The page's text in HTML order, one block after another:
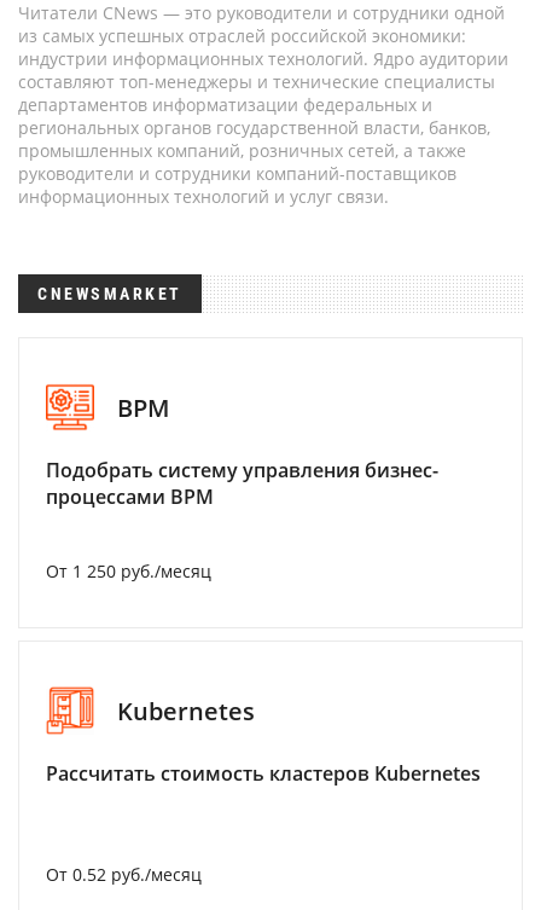
Читатели CNews — это руководители и сотрудники одной
из самых успешных отраслей российской экономики:
индустрии информационных технологий. Ядро аудитории
составляют топ-менеджеры и технические специалисты
департаментов информатизации федеральных и
региональных органов государственной власти, банков,
промышленных компаний, розничных сетей, а также
руководители и сотрудники компаний-поставщиков
информационных технологий и услуг связи.
CNEWSMARKET
BPM
Подобрать систему управления бизнес-
процессами BPM
От 1 250 руб./месяц
Kubernetes
Рассчитать стоимость кластеров Kubernetes
От 0.52 руб./месяц